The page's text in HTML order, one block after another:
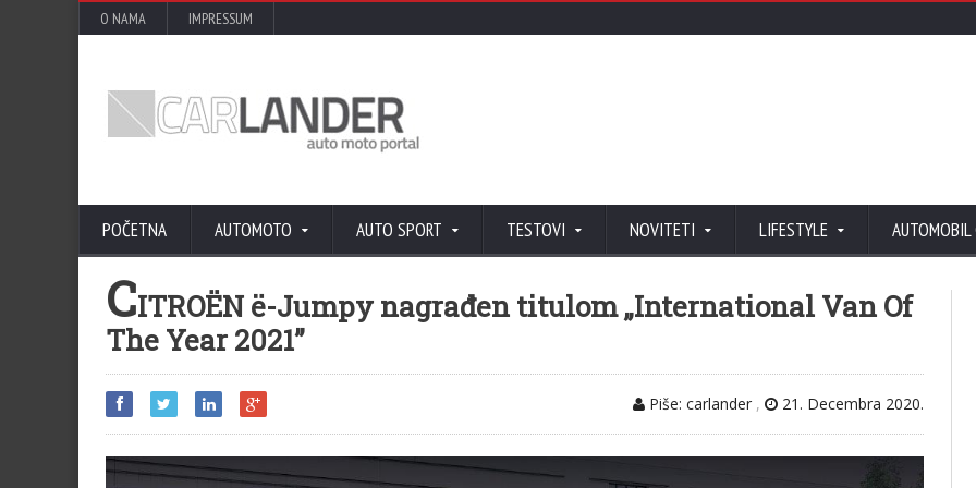
O NAMA IMPRESSUM
POČETNA AUTOMOTO AUTO SPORT TESTOVI NOVITETI LIFESTYLE AUTOMOBIL
CITROËN ë-Jumpy nagrađen titulom „International Van Of
The Year 2021”
Piše: carlander , 21. Decembra 2020.